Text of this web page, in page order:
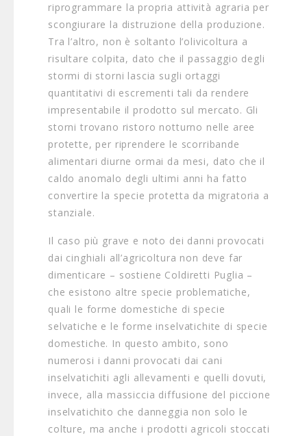
riprogrammare la propria attività agraria per
scongiurare la distruzione della produzione.
Tra l’altro, non è soltanto l’olivicoltura a
risultare colpita, dato che il passaggio degli
stormi di storni lascia sugli ortaggi
quantitativi di escrementi tali da rendere
impresentabile il prodotto sul mercato. Gli
storni trovano ristoro notturno nelle aree
protette, per riprendere le scorribande
alimentari diurne ormai da mesi, dato che il
caldo anomalo degli ultimi anni ha fatto
convertire la specie protetta da migratoria a
stanziale.
Il caso più grave e noto dei danni provocati
dai cinghiali all’agricoltura non deve far
dimenticare – sostiene Coldiretti Puglia –
che esistono altre specie problematiche,
quali le forme domestiche di specie
selvatiche e le forme inselvatichite di specie
domestiche. In questo ambito, sono
numerosi i danni provocati dai cani
inselvatichiti agli allevamenti e quelli dovuti,
invece, alla massiccia diffusione del piccione
inselvatichito che danneggia non solo le
colture, ma anche i prodotti agricoli stoccati